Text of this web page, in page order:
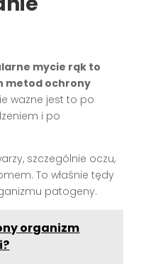
mycie rąk to
metod ochrony
ważne jest to po
i po
szczególnie oczu,
To właśnie tędy
patogeny.
organizm